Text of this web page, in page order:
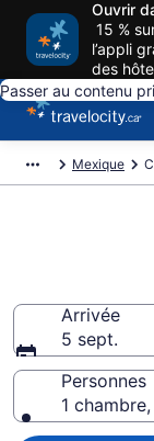
Ouvrir
15 %
l’appli
des
Passer au contenu
Mexique
Arrivée
5 sept.
Personnes
1